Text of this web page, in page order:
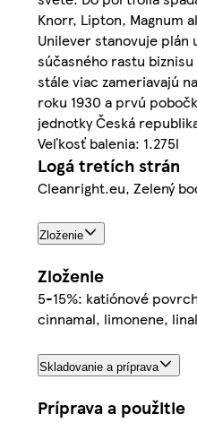
Knorr, Lipton, Magnum
Unilever stanovuje plán
súčasného rastu
stále viac zameriavajú
roku 1930 a prvú
jednotky Česká
Veľkosť balenia: 1.275l
Logá tretích strán
Cleanright.eu, Zelený
Zloženie
Zloženie
5-15%: katiónové
cinnamal, limonene,
Skladovanie a príprava
Príprava a použitie